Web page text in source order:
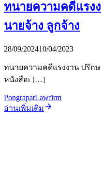
ทนายความคดีแรง
นายจ้าง ลูกจ้าง
28/09/202410/04/2023
ทนายความคดีแรงงาน ปรึก
หนังสือเ […]
PongrapatLawfirm
อ่านเพิ่มเติม